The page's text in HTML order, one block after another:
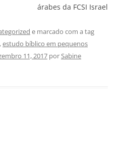
árabes da FCSI Israel
e marcado com a tag
,estudo bíblico em pequenos
11, 2017 porSabine